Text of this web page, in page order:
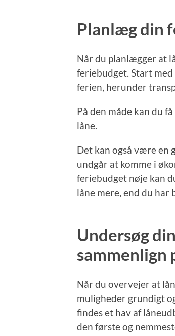
Planlæg din
Når du planlægger at
feriebudget. Start
ferien, herunder
På den måde kan du
låne.
Det kan også være en
undgår at komme i
feriebudget nøje kan
låne mere, end du har
Undersøg
sammenlign
Når du overvejer at
muligheder grundigt
findes et hav af
den første og